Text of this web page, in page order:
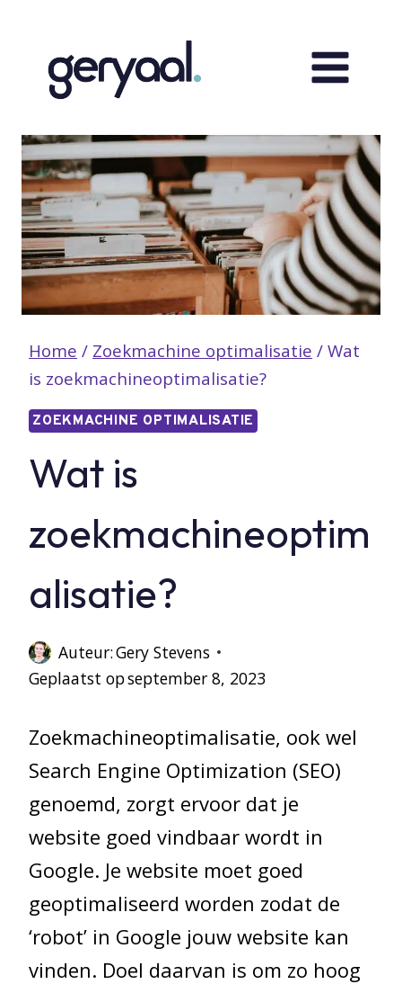
inhoud
Home / Zoekmachine optimalisatie / Wat
is zoekmachineoptimalisatie?
ZOEKMACHINE OPTIMALISATIE
Wat is
zoekmachineoptim
alisatie?
Auteur:Gery Stevens
Geplaatst opseptember 8, 2023
Zoekmachineoptimalisatie, ook wel
Search Engine Optimization (SEO)
genoemd, zorgt ervoor dat je
website goed vindbaar wordt in
Google. Je website moet goed
geoptimaliseerd worden zodat de
‘robot’ in Google jouw website kan
vinden. Doel daarvan is om zo hoog